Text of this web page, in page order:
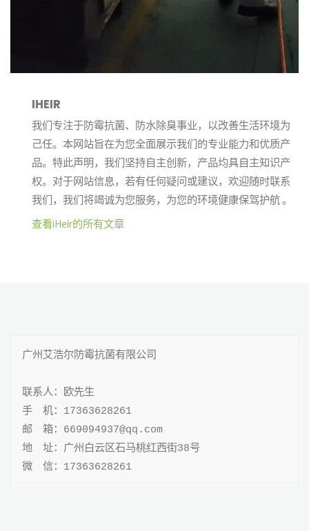
IHEIR
我们专注于防霉抗菌、防水除臭事业，以改善生活环境为
己任。本网站旨在为您全面展示我们的专业能力和优质产
品。特此声明，我们坚持自主创新，产品均具自主知识产
权。对于网站信息，若有任何疑问或建议，欢迎随时联系
我们，我们将竭诚为您服务，为您的环境健康保驾护航 。
查看iHeir的所有文章
广州艾浩尔防霉抗菌有限公司
联系人：欧先生
手 机：17363628261
邮 箱：669094937@qq.com
地 址：广州白云区石马桃红西街38号
微 信：17363628261